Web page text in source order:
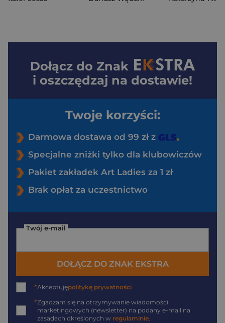
Dołącz do Znak
i oszczędzaj na dostawie!
Twoje korzyści:
Darmowa dostawa od 99 zł z
Specjalne zniżki tylko dla klubowiczów
Pakiet zakładek Art Ladies za 1 zł
Brak opłat za uczestnictwo
Twój e-mail
DOŁĄCZ DO ZNAK EKSTRA
*Akceptujępolitykę prywatności
*Zgadzam się na otrzymywanie wiadomości
marketingowych (newsletter) na podany e-mail na
zasadach określonych w regulaminie.